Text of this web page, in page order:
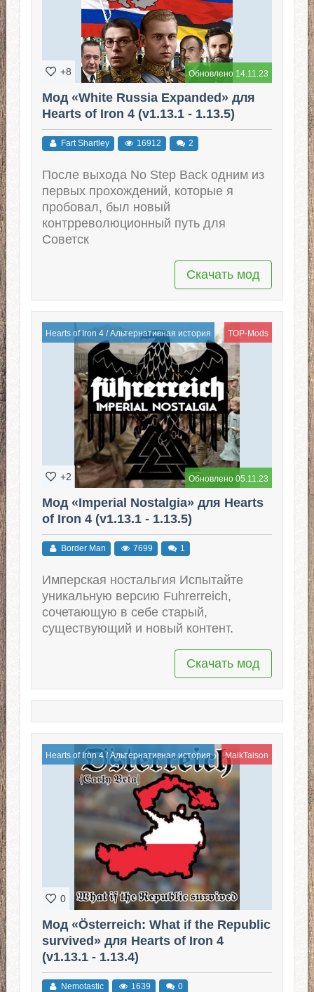
Обновлено 14.11.23
+8
Мод «White Russia Expanded» для
Hearts of Iron 4 (v1.13.1 - 1.13.5)
Fart Shartley 16912 2
После выхода No Step Back одним из
первых прохождений, которые я
пробовал, был новый
контрреволюционный путь для
Советск
Скачать мод
Hearts of Iron 4/Альтернативная история TOP-Mods
Обновлено 05.11.23
+2
Мод «Imperial Nostalgia» для Hearts
of Iron 4 (v1.13.1 - 1.13.5)
Border Man 7699 1
Имперская ностальгия Испытайте
уникальную версию Fuhrerreich,
сочетающую в себе старый,
существующий и новый контент.
Скачать мод
Hearts of Iron 4/Альтернативная история MaikTaison
0
Мод «Österreich: What if the Republic
survived» для Hearts of Iron 4
(v1.13.1 - 1.13.4)
Nemotastic 1639 0